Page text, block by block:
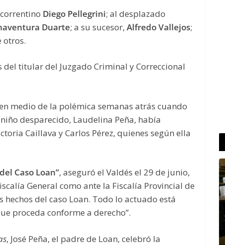
Diego Pellegrini; al desplazado
Duarte; a su sucesor, Alfredo Vallejos;
otros.
titular del Juzgado Criminal y Correccional
medio de la polémica semanas atrás cuando
desparecido, Laudelina Peña, había
Caillava y Carlos Pérez, quienes según ella
Caso Loan”, aseguró el Valdés el 29 de junio,
General como ante la Fiscalía Provincial de
del caso Loan. Todo lo actuado está
proceda conforme a derecho”.
, José Peña, el padre de Loan, celebró la